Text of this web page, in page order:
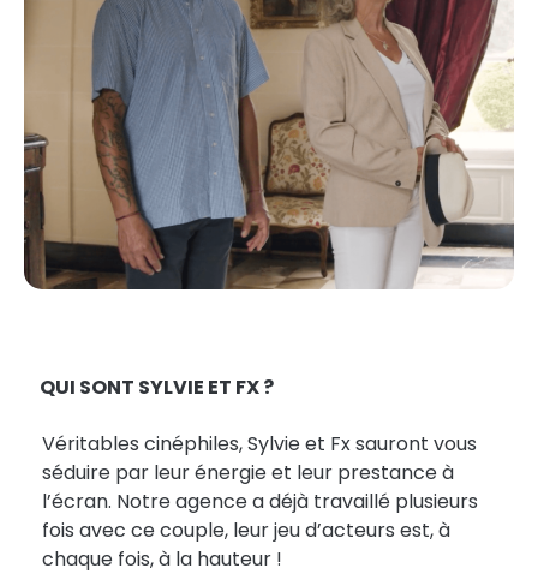
QUI SONT SYLVIE ET FX ?
Véritables cinéphiles, Sylvie et Fx sauront vous
séduire par leur énergie et leur prestance à
l’écran. Notre agence a déjà travaillé plusieurs
fois avec ce couple, leur jeu d’acteurs est, à
chaque fois, à la hauteur !